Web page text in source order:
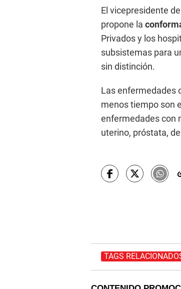
El vicepresidente
propone la
Privados y los
subsistemas para
sin distinción.
Las enfermedades
menos tiempo son el
enfermedades con
uterino, próstata,
TAGS